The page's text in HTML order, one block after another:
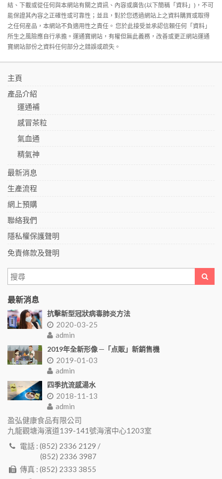
結、下載或從任何與本網站有關之資訊、內容或廣告(以下簡稱「資料」)，不可
能保證其內容之正確性或可靠性；並且，對於您透過網站上之資料購買或取得
之任何産品，本網站不負適用性之責任。 您於此接受並承認信賴任何「資料」
所生之風險應自行承擔。運通寶網站，有權但無此義務，改善或更正網站運通
寶網站部份之資料任何部分之錯誤或疏失。
主頁
產品介紹
運通補
感冒茶粒
氣血通
精氣神
最新消息
生產流程
網上預購
聯絡我們
隱私權保護聲明
免責條款及聲明
最新消息
抗擊新型冠狀病毒肺炎方法
2020-03-25
admin
2019年全新形像 ─「点販」新銷售機
2019-01-03
admin
四季抗流感湯水
2018-11-13
admin
盈弘健康食品有限公司
九龍觀塘海濱道139-141號海濱中心1203室
電話 : (852) 2336 2129 /
(852) 2336 3987
傳真 : (852) 2333 3855